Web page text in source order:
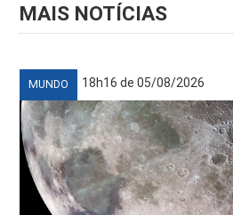
MAIS NOTÍCIAS
MUNDO 18h16 de 05/08/2026